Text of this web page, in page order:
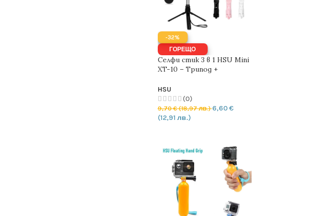
-32%
ГОРЕЩО
Селфи стик 3 в 1 HSU Mini
XT-10 – Tрипoд +
HSU
(0)
9,70€(18,97 лв.)6,60€
(12,91 лв.)